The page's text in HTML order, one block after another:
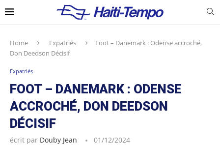
Home Expatriés
Foot – Danemark : Odense accroché,
Don Deedson Décisif
Expatriés
FOOT – DANEMARK : ODENSE
ACCROCHÉ, DON DEEDSON
DÉCISIF
écrit par Douby Jean 01/12/2024